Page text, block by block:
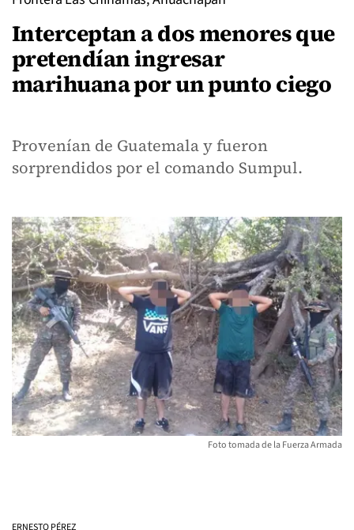
Interceptan a dos menores que
pretendían ingresar
marihuana por un punto ciego
Provenían de Guatemala y fueron
sorprendidos por el comando Sumpul.
Foto tomada de la Fuerza Armada